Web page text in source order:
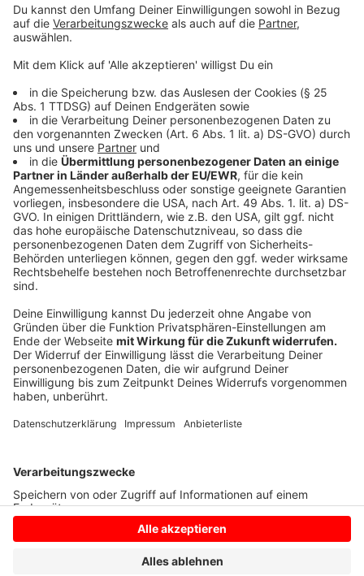
die Sportinfrastruktur in Ahaus nachhaltig verbessert“,
erklärte Marco Schröder, Beigeordneter der Stadt
Ahaus.
Erste Plätze nach den Herbstferien nutzbar
Anzeige
Wenn die Arbeiten an den drei aktuell gestarteten
Plätzen planmäßig verlaufen, können diese
bereits nach den Herbstferien 2025 genutzt werden.
Die neuen Kunstrasenplätze sollen nicht nur den
Attraktivität des Sports in Ahaus langfristig steigern.
Anzeige
Anzeige